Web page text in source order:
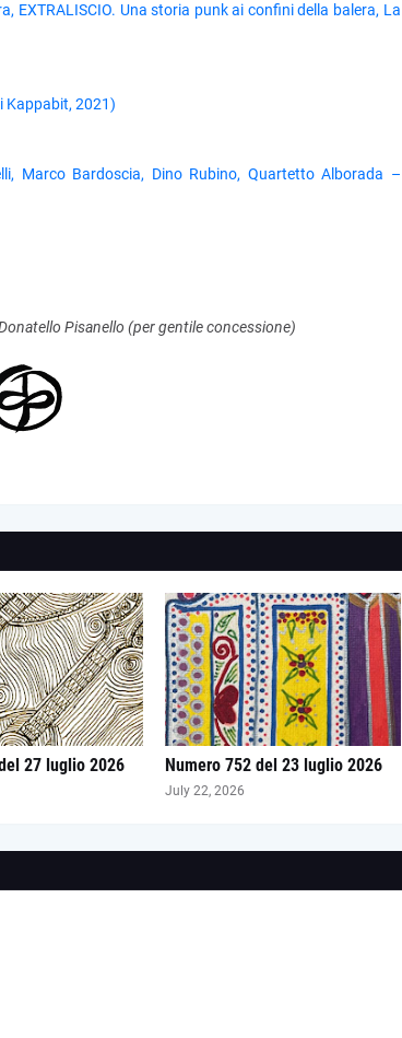
EXTRALISCIO. Una storia punk ai confini della balera, La
Kappabit, 2021)
Marco Bardoscia, Dino Rubino, Quartetto Alborada –
Pisanello (per gentile concessione)
27 luglio 2026 Numero 752 del 23 luglio 2026
July 22, 2026